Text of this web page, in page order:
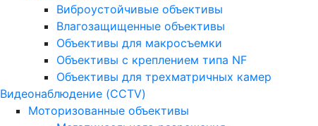
Виброустойчивые объективы
Влагозащищенные объективы
Объективы для макросъемки
Объективы с креплением типа NF
Объективы для трехматричных камер
Видеонаблюдение (CCTV)
Моторизованные объективы